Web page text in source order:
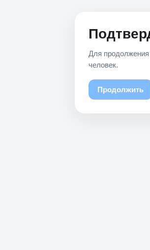
Для продолжения
человек.
Продолжить